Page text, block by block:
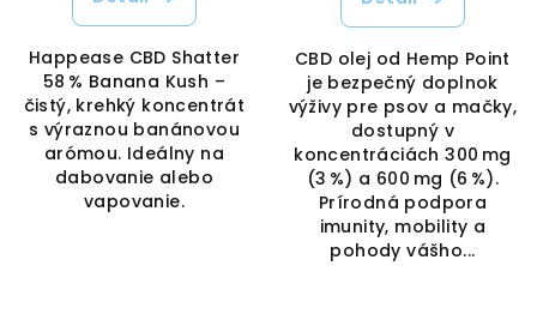
Happease CBD Shatter
58 % Banana Kush –
čistý, krehký koncentrát
s výraznou banánovou
arómou. Ideálny na
dabovanie alebo
vapovanie.
CBD olej od Hemp Point
je bezpečný doplnok
výživy pre psov a mačky,
dostupný v
koncentráciách 300 mg
(3 %) a 600 mg (6 %).
Prírodná podpora
imunity, mobility a
pohody vášho...